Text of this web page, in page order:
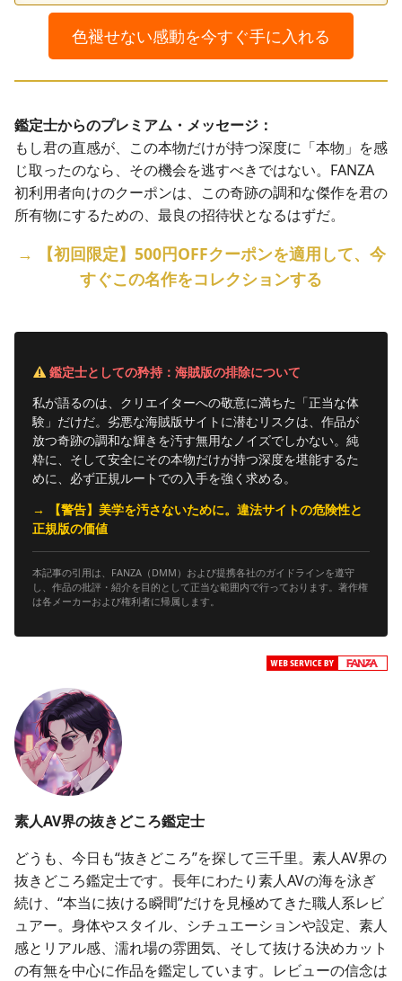
色褪せない感動を今すぐ手に入れる
鑑定士からのプレミアム・メッセージ：
もし君の直感が、この本物だけが持つ深度に「本物」を感
じ取ったのなら、その機会を逃すべきではない。FANZA
初利用者向けのクーポンは、この奇跡の調和な傑作を君の
所有物にするための、最良の招待状となるはずだ。
→ 【初回限定】500円OFFクーポンを適用して、今
すぐこの名作をコレクションする
鑑定士としての矜持：海賊版の排除について
私が語るのは、クリエイターへの敬意に満ちた「正当な体
験」だけだ。劣悪な海賊版サイトに潜むリスクは、作品が
放つ奇跡の調和な輝きを汚す無用なノイズでしかない。純
粋に、そして安全にその本物だけが持つ深度を堪能するた
めに、必ず正規ルートでの入手を強く求める。
→ 【警告】美学を汚さないために。違法サイトの危険性と
正規版の価値
本記事の引用は、FANZA（DMM）および提携各社のガイドラインを遵守
し、作品の批評・紹介を目的として正当な範囲内で行っております。著作権
は各メーカーおよび権利者に帰属します。
素人AV界の抜きどころ鑑定士
どうも、今日も“抜きどころ”を探して三千里。素人AV界の
抜きどころ鑑定士です。長年にわたり素人AVの海を泳ぎ
続け、“本当に抜ける瞬間”だけを見極めてきた職人系レビ
ュアー。身体やスタイル、シチュエーションや設定、素人
感とリアル感、濡れ場の雰囲気、そして抜ける決めカット
の有無を中心に作品を鑑定しています。レビューの信念は